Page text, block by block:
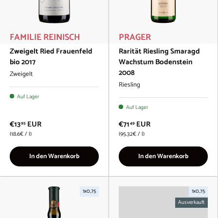
FAMILIE REINISCH
Zweigelt Ried Frauenfeld
bio 2017
Zweigelt
Auf Lager
€1395 EUR
Grundpreis
18.6€/l
In den Warenkorb
PRAGER
Rarität Riesling Smaragd
Wachstum Bodenstein
2008
Riesling
Auf Lager
€7149 EUR
Grundpreis
95.32€/l
In den Warenkorb
1x0,75
1x0,75
Ausverkauft